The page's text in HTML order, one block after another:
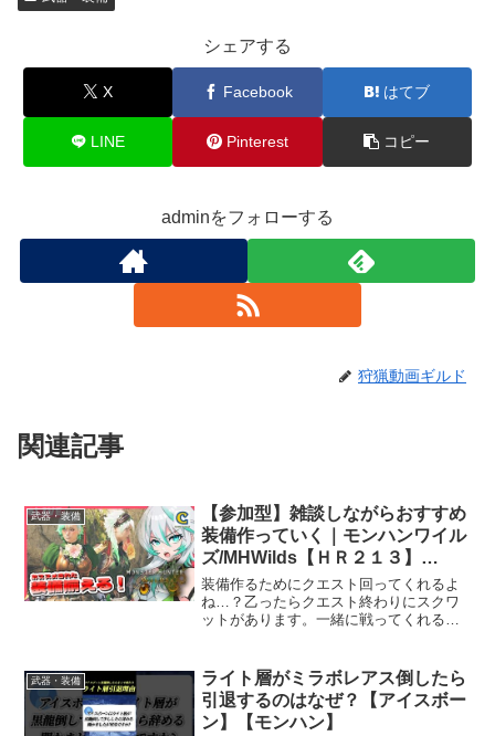
シェアする
X Facebook はてブ
LINE Pinterest コピー
adminをフォローする
狩猟動画ギルド
関連記事
武器・装備
【参加型】雑談しながらおすすめ
装備作っていく｜モンハンワイル
ズ/MHWilds【ＨＲ２１３】
#ccjp #初見歓迎
装備作るためにクエスト回ってくれるよ
ね…？乙ったらクエスト終わりにスクワ
ットがあります。一緒に戦ってくれる人
んで譲り合いとかしてね（一度も一緒に
クエスト行ってない人が...
武器・装備
ライト層がミラボレアス倒したら
引退するのはなぜ？【アイスボー
ン】【モンハン】